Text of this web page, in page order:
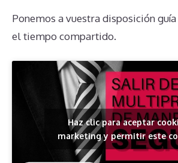
Ponemos a vuestra disposición
el tiempo compartido.
Haz clic para aceptar
marketing y permitir este